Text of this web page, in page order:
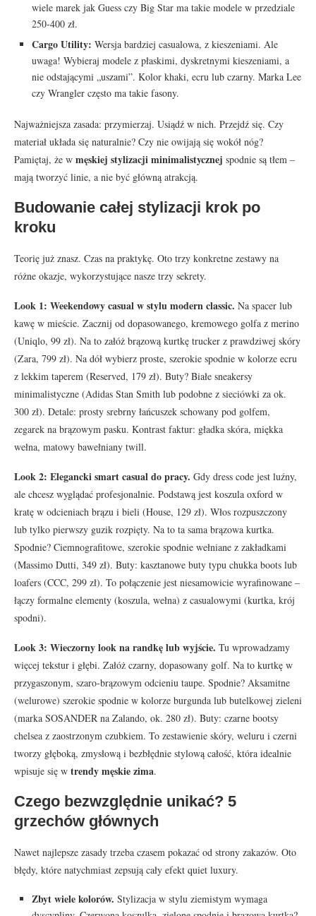
wiele marek jak Guess czy Big Star ma takie modele w przedziale
250-400 zł.
Cargo Utility: Wersja bardziej casualowa, z kieszeniami. Ale
uwaga! Wybieraj modele z płaskimi, dyskretnymi kieszeniami, a
nie odstającymi „uszami”. Kolor khaki, ecru lub czarny. Marka Lee
czy Wrangler często ma takie fasony.
Najważniejsza zasada: przymierzaj. Usiądź w nich. Przejdź się. Czy
materiał układa się naturalnie? Czy nie owijają się wokół nóg?
Pamiętaj, że w męskiej stylizacji minimalistycznej spodnie są tłem –
mają tworzyć linie, a nie być główną atrakcją.
Budowanie całej stylizacji krok po
kroku
Teorię już znasz. Czas na praktykę. Oto trzy konkretne zestawy na
różne okazje, wykorzystujące nasze trzy sekrety.
Look 1: Weekendowy casual w stylu modern classic. Na spacer lub
kawę w mieście. Zacznij od dopasowanego, kremowego golfa z merino
(Uniqlo, 99 zł). Na to załóż brązową kurtkę trucker z prawdziwej skóry
(Zara, 799 zł). Na dół wybierz proste, szerokie spodnie w kolorze ecru
z lekkim taperem (Reserved, 179 zł). Buty? Białe sneakersy
minimalistyczne (Adidas Stan Smith lub podobne z sieciówki za ok.
300 zł). Detale: prosty srebrny łańcuszek schowany pod golfem,
zegarek na brązowym pasku. Kontrast faktur: gładka skóra, miękka
wełna, matowy bawełniany twill.
Look 2: Elegancki smart casual do pracy. Gdy dress code jest luźny,
ale chcesz wyglądać profesjonalnie. Podstawą jest koszula oxford w
kratę w odcieniach brązu i bieli (House, 129 zł). Włos rozpuszczony
lub tylko pierwszy guzik rozpięty. Na to ta sama brązowa kurtka.
Spodnie? Ciemnografitowe, szerokie spodnie wełniane z zakładkami
(Massimo Dutti, 349 zł). Buty: kasztanowe buty typu chukka boots lub
loafers (CCC, 299 zł). To połączenie jest niesamowicie wyrafinowane –
łączy formalne elementy (koszula, wełna) z casualowymi (kurtka, krój
spodni).
Look 3: Wieczorny look na randkę lub wyjście. Tu wprowadzamy
więcej tekstur i głębi. Załóż czarny, dopasowany golf. Na to kurtkę w
przygaszonym, szaro-brązowym odcieniu taupe. Spodnie? Aksamitne
(welurowe) szerokie spodnie w kolorze burgunda lub butelkowej zieleni
(marka SOSANDER na Zalando, ok. 280 zł). Buty: czarne bootsy
chelsea z zaostrzonym czubkiem. To zestawienie skóry, weluru i czerni
tworzy głęboką, zmysłową i bezbłędnie stylową całość, która idealnie
wpisuje się w trendy męskie zima.
Czego bezwzględnie unikać? 5
grzechów głównych
Nawet najlepsze zasady trzeba czasem pokazać od strony zakazów. Oto
błędy, które natychmiast zepsują cały efekt quiet luxury.
Zbyt wiele kolorów. Stylizacja w stylu ziemistym wymaga